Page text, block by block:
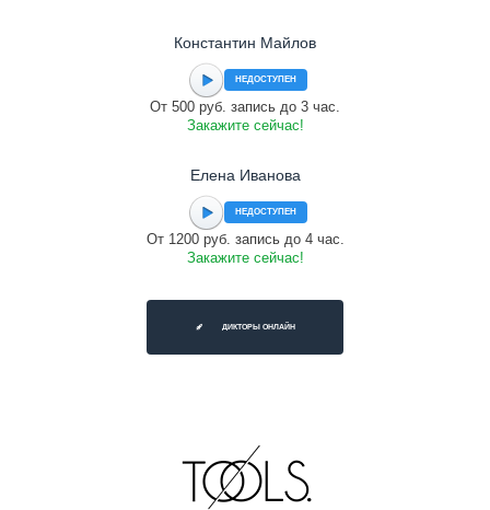
Константин Майлов
НЕДОСТУПЕН
От 500 руб. запись до 3 час.
Закажите сейчас!
Елена Иванова
НЕДОСТУПЕН
От 1200 руб. запись до 4 час.
Закажите сейчас!
ДИКТОРЫ ОНЛАЙН